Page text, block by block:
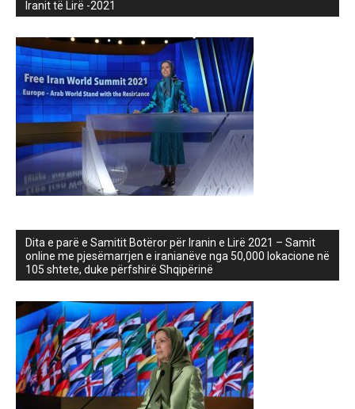
Iranit të Lirë -2021
Dita e parë e Samitit Botëror për Iranin e Lirë 2021 – Samit
online me pjesëmarrjen e iranianëve nga 50,000 lokacione në
105 shtete, duke përfshirë Shqipërinë